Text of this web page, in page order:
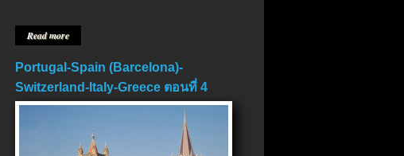
Read more
Portugal-Spain (Barcelona)-
Switzerland-Italy-Greece ตอนที่ 4